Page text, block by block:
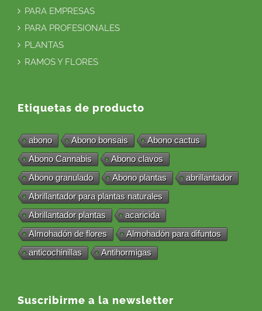
PARA EMPRESAS
PARA PROFESIONALES
PLANTAS
RAMOS Y FLORES
Etiquetas de producto
abono Abono bonsais
Abono cactus
Abono Cannabis
Abono clavos
Abono granulado
Abono plantas
abrillantador
Abrillantador para plantas naturales
Abrillantador plantas
acaricida
Almohadón de flores
Almohadón para difuntos
anticochinillas
Antihormigas
Suscribirme a la newsletter